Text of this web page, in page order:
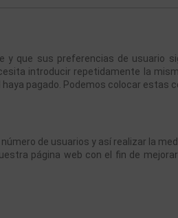
que sus preferencias de usuario
introducir repetidamente la
pagado. Podemos colocar estas
de usuarios y así realizar la
página web con el fin de